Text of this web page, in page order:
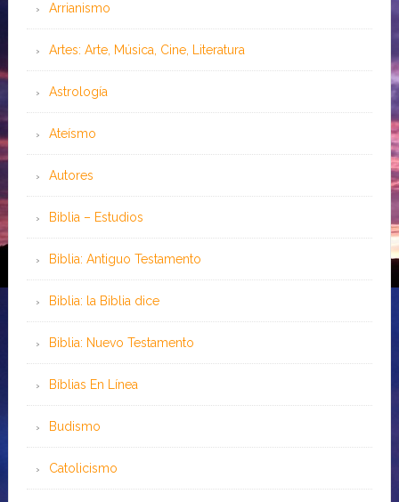
Arrianismo
Artes: Arte, Música, Cine, Literatura
Astrología
Ateísmo
Autores
Biblia – Estudios
Biblia: Antiguo Testamento
Biblia: la Biblia dice
Biblia: Nuevo Testamento
Bíblias En Línea
Budismo
Catolicismo